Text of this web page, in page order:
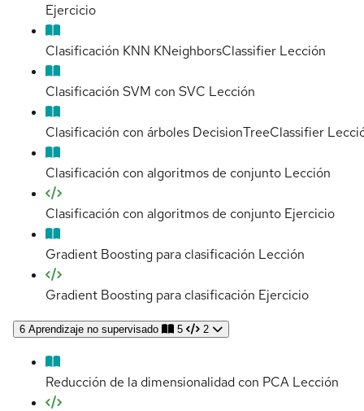
Ejercicio
Clasificación KNN KNeighborsClassifier Lección
Clasificación SVM con SVC Lección
Clasificación con árboles DecisionTreeClassifier
Clasificación con algoritmos de conjunto Lección
Clasificación con algoritmos de conjunto Ejercicio
Gradient Boosting para clasificación Lección
Gradient Boosting para clasificación Ejercicio
6 Aprendizaje no supervisado 5 2
Reducción de la dimensionalidad con PCA Lección